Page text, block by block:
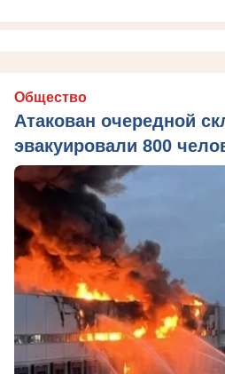
Общество
Атакован очередной
эвакуировали 800